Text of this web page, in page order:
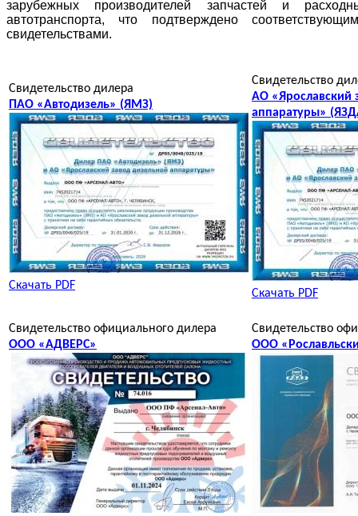
зарубежных производителей запчастей и
автотранспорта, что подтверждено
свидетельствами.
Свидетельство дилера
ПАО «Автодизель» (ЯМЗ)
Скачать PDF
Свидетельство
АО «Ярославский
аппаратуры»
Скачать PDF
Свидетельство официального дилера
ООО «АДВЕРС»
Свидетельство
ООО